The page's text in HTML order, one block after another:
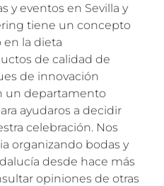
y eventos en Sevilla y
tiene un concepto
en la dieta
de calidad de
de innovación
un departamento
ayudaros a decidir
celebración. Nos
organizando bodas y
desde hace más
opiniones de otras